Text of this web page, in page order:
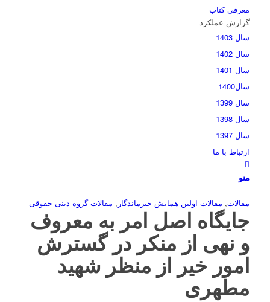
معرفی کتاب
گزارش عملکرد
سال 1403
سال 1402
سال 1401
سال1400
سال 1399
سال 1398
سال 1397
ارتباط با ما
منو
مقالات, مقالات اولین همایش خیرماندگار , مقالات گروه دینی-حقوقی
جایگاه اصل امر به معروف
و نهی از منکر در گسترش
امور خیر از منظر شهید
مطهری